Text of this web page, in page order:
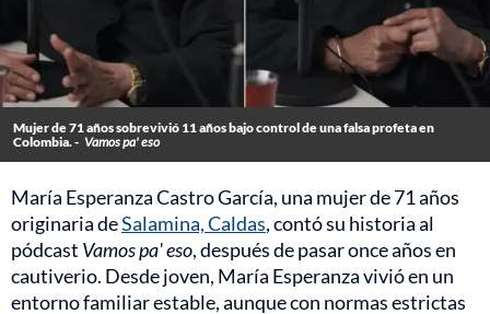
Mujer de 71 años sobrevivió 11 años bajo control de una falsa profeta en
Colombia. - Vamos pa' eso
María Esperanza Castro García, una mujer de 71 años
originaria deSalamina, Caldas, contó su historia al
pódcast Vamos pa' eso, después de pasar once años en
cautiverio. Desde joven, María Esperanza vivió en un
entorno familiar estable, aunque con normas estrictas